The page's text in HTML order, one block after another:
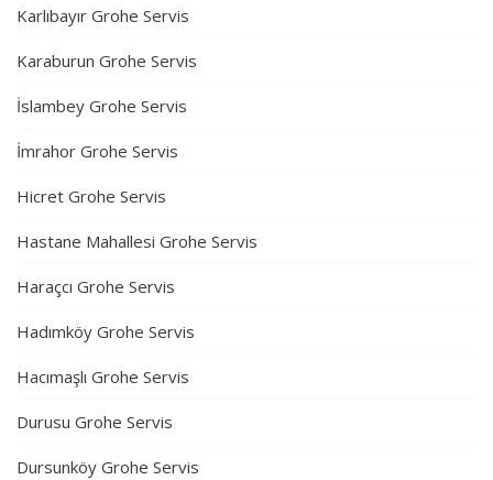
Karlıbayır Grohe Servis
Karaburun Grohe Servis
İslambey Grohe Servis
İmrahor Grohe Servis
Hicret Grohe Servis
Hastane Mahallesi Grohe Servis
Haraçcı Grohe Servis
Hadımköy Grohe Servis
Hacımaşlı Grohe Servis
Durusu Grohe Servis
Dursunköy Grohe Servis